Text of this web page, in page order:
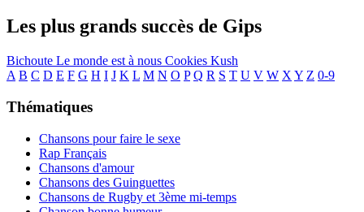
Les plus grands succès de Gips
Bichoute Le monde est à nous Cookies Kush
A B C D E F G H I J K L M N O P Q R S T U V W X Y Z 0-9
Thématiques
Chansons pour faire le sexe
Rap Français
Chansons d'amour
Chansons des Guinguettes
Chansons de Rugby et 3ème mi-temps